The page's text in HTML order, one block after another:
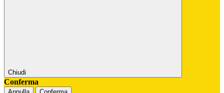
Chiudi
Conferma